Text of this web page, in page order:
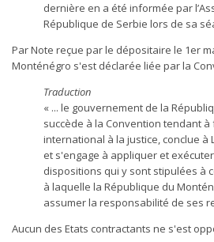
dernière en a été informée par
République de Serbie lors de sa
Par Note reçue par le dépositaire le 1er
Monténégro s'est déclarée liée par la
Traduction
« ... le gouvernement de la
succède à la Convention tendant à
international à la justice, conclue à
et s'engage à appliquer et
dispositions qui y sont stipulées à
à laquelle la République du
assumer la responsabilité de ses
Aucun des Etats contractants ne s'est